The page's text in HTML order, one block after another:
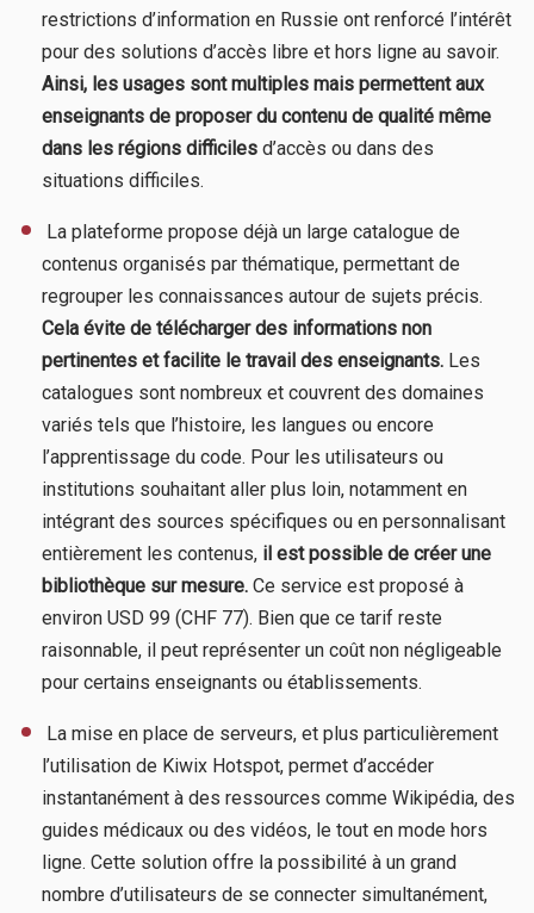
restrictions d’information en Russie ont renforcé l’intérêt
pour des solutions d’accès libre et hors ligne au savoir.
Ainsi, les usages sont multiples mais permettent aux
enseignants de proposer du contenu de qualité même
dans les régions difficiles d’accès ou dans des
situations difficiles.
​ La plateforme propose déjà un large catalogue de
contenus organisés par thématique, permettant de
regrouper les connaissances autour de sujets précis.
Cela évite de télécharger des informations non
pertinentes et facilite le travail des enseignants. Les
catalogues sont nombreux et couvrent des domaines
variés tels que l’histoire, les langues ou encore
l’apprentissage du code. Pour les utilisateurs ou
institutions souhaitant aller plus loin, notamment en
intégrant des sources spécifiques ou en personnalisant
entièrement les contenus, il est possible de créer une
bibliothèque sur mesure. Ce service est proposé à
environ USD 99 (CHF 77). Bien que ce tarif reste
raisonnable, il peut représenter un coût non négligeable
pour certains enseignants ou établissements.
​ La mise en place de serveurs, et plus particulièrement
l’utilisation de Kiwix Hotspot, permet d’accéder
instantanément à des ressources comme Wikipédia, des
guides médicaux ou des vidéos, le tout en mode hors
ligne. Cette solution offre la possibilité à un grand
nombre d’utilisateurs de se connecter simultanément,